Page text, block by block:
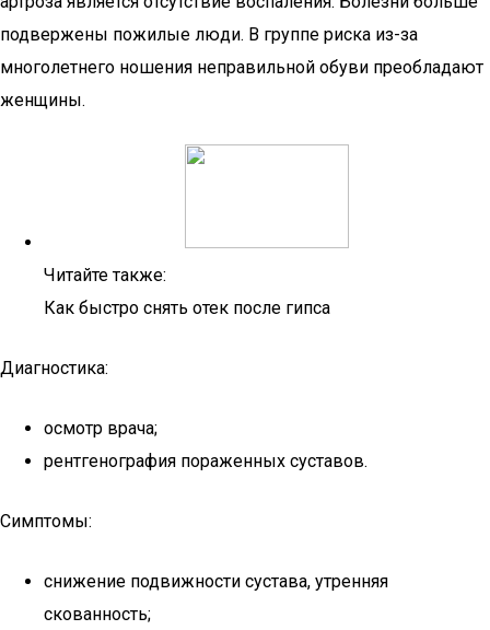
подвержены пожилые люди. В группе риска из-за
многолетнего ношения неправильной обуви преобладают
женщины.
Читайте также:
Как быстро снять отек после гипса
Диагностика:
осмотр врача;
рентгенография пораженных суставов.
Симптомы:
снижение подвижности сустава, утренняя
скованность;